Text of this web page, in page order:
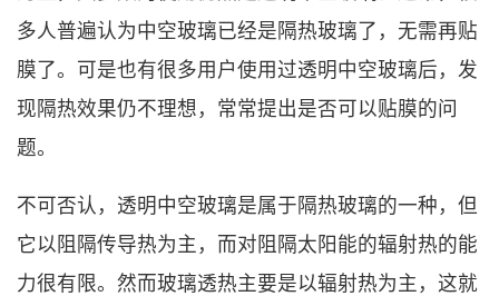
多人普遍认为中空玻璃已经是隔热玻璃了，无需再贴
膜了。可是也有很多用户使用过透明中空玻璃后，发
现隔热效果仍不理想，常常提出是否可以贴膜的问
题。
不可否认，透明中空玻璃是属于隔热玻璃的一种，但
它以阻隔传导热为主，而对阻隔太阳能的辐射热的能
力很有限。然而玻璃透热主要是以辐射热为主，这就